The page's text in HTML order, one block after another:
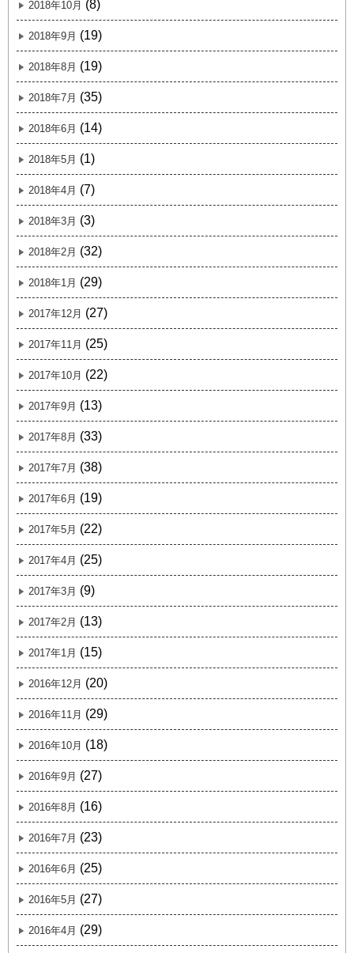
2018年10月 (8)
2018年9月 (19)
2018年8月 (19)
2018年7月 (35)
2018年6月 (14)
2018年5月 (1)
2018年4月 (7)
2018年3月 (3)
2018年2月 (32)
2018年1月 (29)
2017年12月 (27)
2017年11月 (25)
2017年10月 (22)
2017年9月 (13)
2017年8月 (33)
2017年7月 (38)
2017年6月 (19)
2017年5月 (22)
2017年4月 (25)
2017年3月 (9)
2017年2月 (13)
2017年1月 (15)
2016年12月 (20)
2016年11月 (29)
2016年10月 (18)
2016年9月 (27)
2016年8月 (16)
2016年7月 (23)
2016年6月 (25)
2016年5月 (27)
2016年4月 (29)